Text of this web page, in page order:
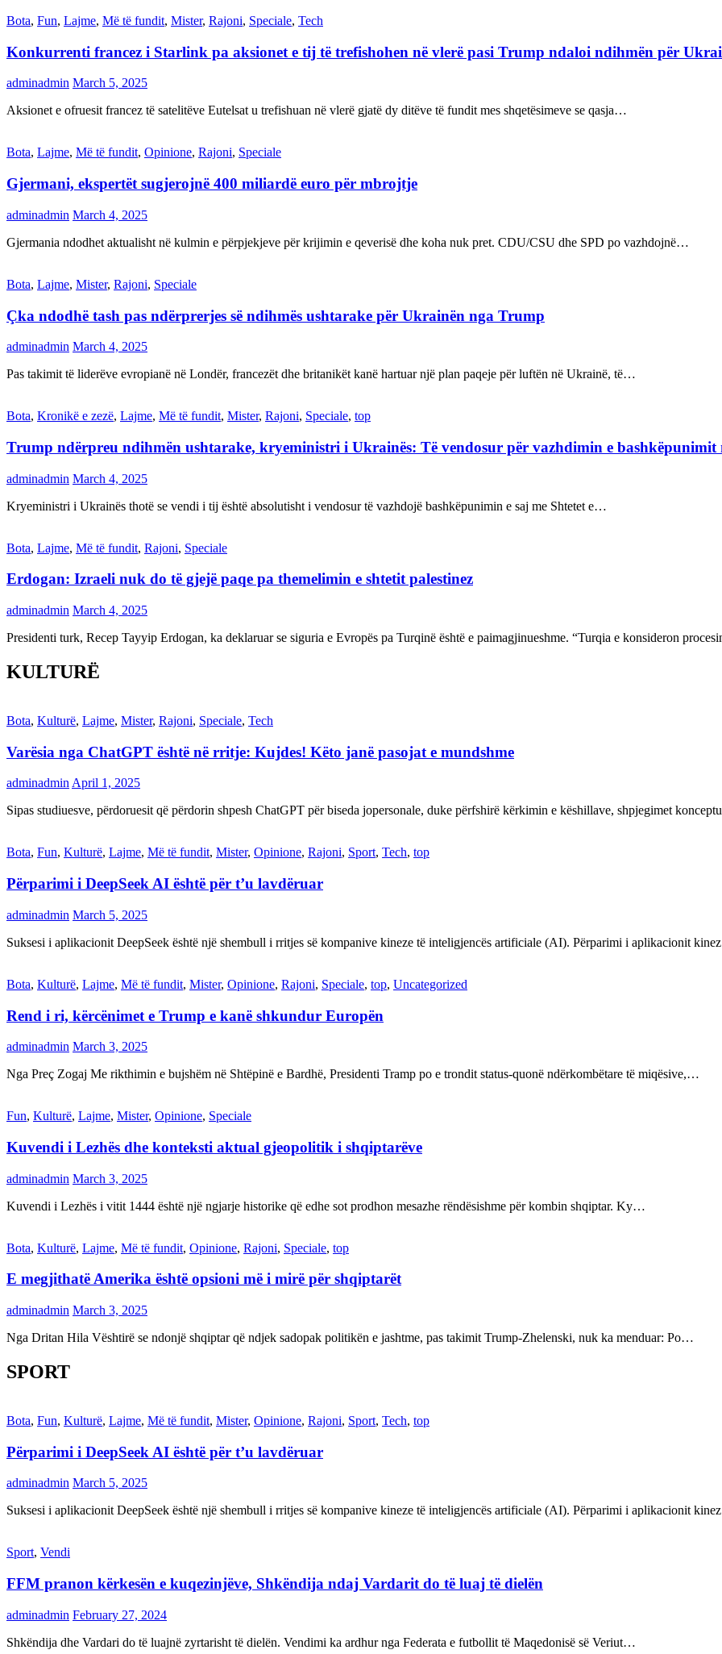
Bota, Fun, Lajme, Më të fundit, Mister, Rajoni, Speciale, Tech
Konkurrenti francez i Starlink pa aksionet e tij të trefishohen në vlerë pasi Trump ndaloi ndihmën për
adminadmin March 5, 2025
Aksionet e ofruesit francez të satelitëve Eutelsat u trefishuan në vlerë gjatë dy ditëve të fundit mes shqetësimeve se qasja…
Bota, Lajme, Më të fundit, Opinione, Rajoni, Speciale
Gjermani, ekspertët sugjerojnë 400 miliardë euro për mbrojtje
adminadmin March 4, 2025
Gjermania ndodhet aktualisht në kulmin e përpjekjeve për krijimin e qeverisë dhe koha nuk pret. CDU/CSU dhe SPD po vazhdojnë…
Bota, Lajme, Mister, Rajoni, Speciale
Çka ndodhë tash pas ndërprerjes së ndihmës ushtarake për Ukrainën nga Trump
adminadmin March 4, 2025
Pas takimit të liderëve evropianë në Londër, francezët dhe britanikët kanë hartuar një plan paqeje për luftën në Ukrainë, të…
Bota, Kronikë e zezë, Lajme, Më të fundit, Mister, Rajoni, Speciale, top
Trump ndërpreu ndihmën ushtarake, kryeministri i Ukrainës: Të vendosur për vazhdimin e bashkëpunimit
adminadmin March 4, 2025
Kryeministri i Ukrainës thotë se vendi i tij është absolutisht i vendosur të vazhdojë bashkëpunimin e saj me Shtetet e…
Bota, Lajme, Më të fundit, Rajoni, Speciale
Erdogan: Izraeli nuk do të gjejë paqe pa themelimin e shtetit palestinez
adminadmin March 4, 2025
Presidenti turk, Recep Tayyip Erdogan, ka deklaruar se siguria e Evropës pa Turqinë është e paimagjinueshme. “Turqia e konsideron
KULTURË
Bota, Kulturë, Lajme, Mister, Rajoni, Speciale, Tech
Varësia nga ChatGPT është në rritje: Kujdes! Këto janë pasojat e mundshme
adminadmin April 1, 2025
Sipas studiuesve, përdoruesit që përdorin shpesh ChatGPT për biseda jopersonale, duke përfshirë kërkimin e këshillave, shpjegimet
Bota, Fun, Kulturë, Lajme, Më të fundit, Mister, Opinione, Rajoni, Sport, Tech, top
Përparimi i DeepSeek AI është për t’u lavdëruar
adminadmin March 5, 2025
Suksesi i aplikacionit DeepSeek është një shembull i rritjes së kompanive kineze të inteligjencës artificiale (AI). Përparimi i aplikacionit
Bota, Kulturë, Lajme, Më të fundit, Mister, Opinione, Rajoni, Speciale, top, Uncategorized
Rend i ri, kërcënimet e Trump e kanë shkundur Europën
adminadmin March 3, 2025
Nga Preç Zogaj Me rikthimin e bujshëm në Shtëpinë e Bardhë, Presidenti Tramp po e trondit status-quonë ndërkombëtare të miqësive,…
Fun, Kulturë, Lajme, Mister, Opinione, Speciale
Kuvendi i Lezhës dhe konteksti aktual gjeopolitik i shqiptarëve
adminadmin March 3, 2025
Kuvendi i Lezhës i vitit 1444 është një ngjarje historike që edhe sot prodhon mesazhe rëndësishme për kombin shqiptar. Ky…
Bota, Kulturë, Lajme, Më të fundit, Opinione, Rajoni, Speciale, top
E megjithatë Amerika është opsioni më i mirë për shqiptarët
adminadmin March 3, 2025
Nga Dritan Hila Vështirë se ndonjë shqiptar që ndjek sadopak politikën e jashtme, pas takimit Trump-Zhelenski, nuk ka menduar: Po…
SPORT
Bota, Fun, Kulturë, Lajme, Më të fundit, Mister, Opinione, Rajoni, Sport, Tech, top
Përparimi i DeepSeek AI është për t’u lavdëruar
adminadmin March 5, 2025
Suksesi i aplikacionit DeepSeek është një shembull i rritjes së kompanive kineze të inteligjencës artificiale (AI). Përparimi i aplikacionit
Sport, Vendi
FFM pranon kërkesën e kuqezinjëve, Shkëndija ndaj Vardarit do të luaj të dielën
adminadmin February 27, 2024
Shkëndija dhe Vardari do të luajnë zyrtarisht të dielën. Vendimi ka ardhur nga Federata e futbollit të Maqedonisë së Veriut…